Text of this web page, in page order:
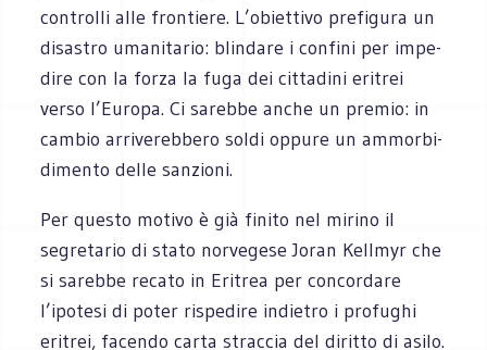
con­trolli alle fron­tiere. L’obiettivo pre­fi­gura un
disa­stro uma­ni­ta­rio: blin­dare i con­fini per impe­
dire con la forza la fuga dei cit­ta­dini eri­trei
verso l’Europa. Ci sarebbe anche un pre­mio: in
cam­bio arri­ve­reb­bero soldi oppure un ammor­bi­
di­mento delle sanzioni.
Per que­sto motivo è già finito nel mirino il
segre­ta­rio di stato nor­ve­gese Joran Kell­myr che
si sarebbe recato in Eri­trea per con­cor­dare
l’ipotesi di poter rispe­dire indie­tro i pro­fu­ghi
eri­trei, facendo carta strac­cia del diritto di asilo.